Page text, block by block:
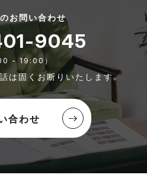
お問い合わせ
9045
- 19:00）
は固くお断りいたします。
合わせ